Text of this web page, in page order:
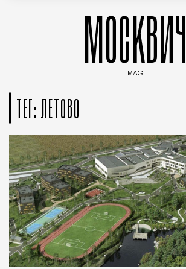
МОСКВИЧ
MAG
ТЕГ: ЛЕТОВО